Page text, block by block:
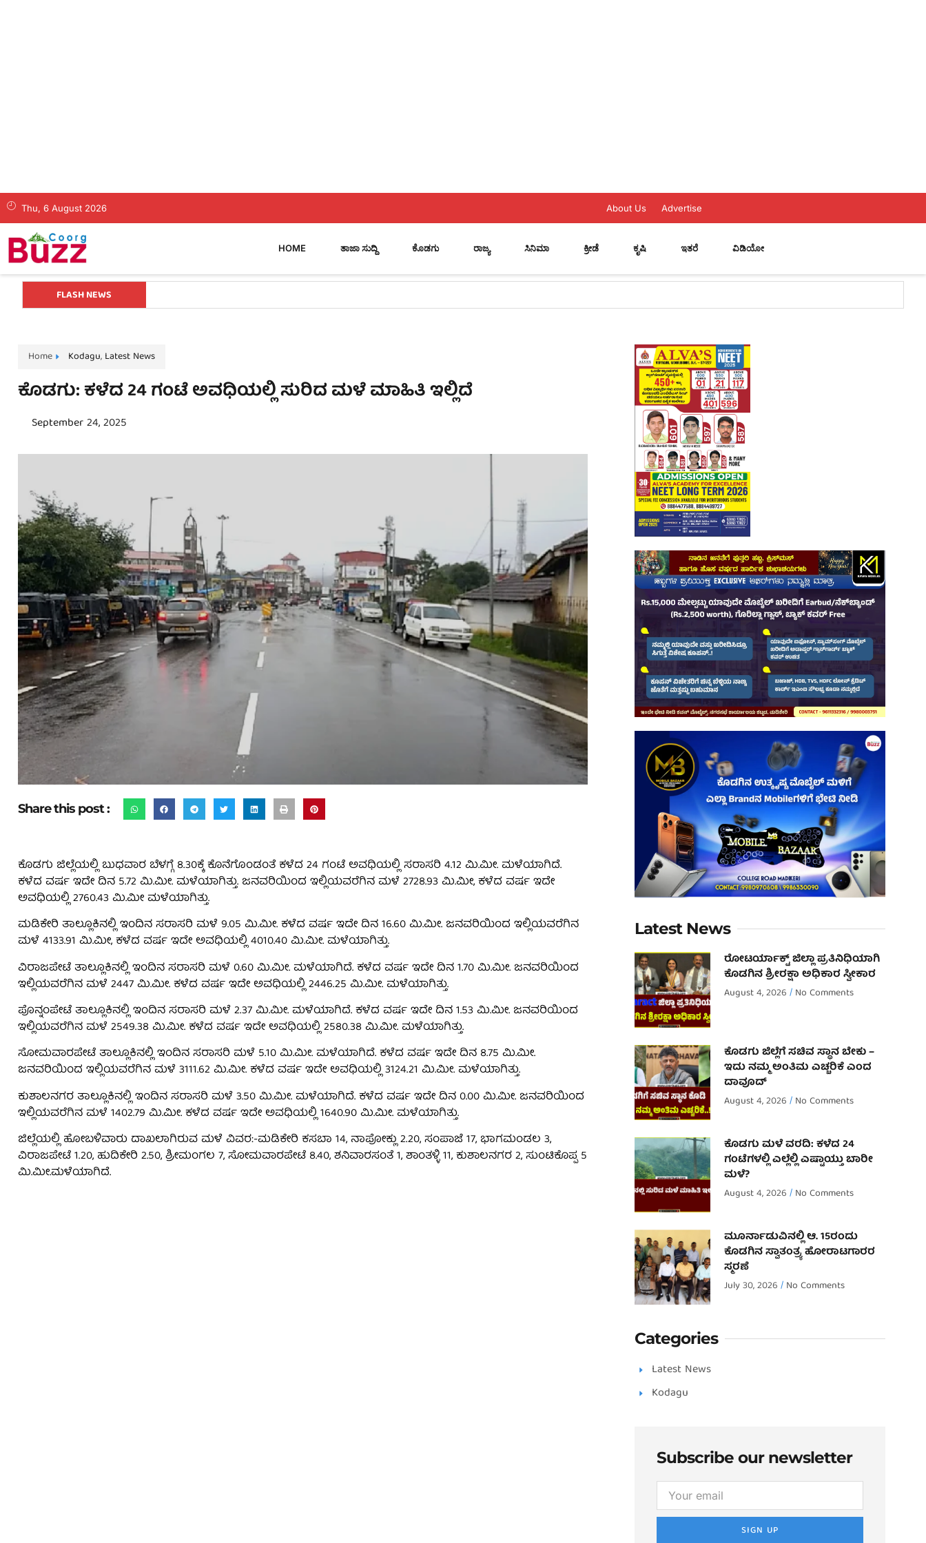
Thu, 6 August 2026 About Us Advertise
HOME ತಾಜಾ ಸುದ್ದಿ ಕೊಡಗು ರಾಜ್ಯ ಸಿನಿಮಾ ಕ್ರೀಡೆ ಕೃಷಿ ಇತರೆ ವಿಡಿಯೋ
FLASH NEWS
Home Kodagu, Latest News
ಕೊಡಗು: ಕಳೆದ 24 ಗಂಟೆ ಅವಧಿಯಲ್ಲಿ ಸುರಿದ ಮಳೆ ಮಾಹಿತಿ ಇಲ್ಲಿದೆ
September 24, 2025
Share this post :
ಕೊಡಗು ಜಿಲ್ಲೆಯಲ್ಲಿ ಬುಧವಾರ ಬೆಳಗ್ಗೆ 8.30ಕ್ಕೆ ಕೊನೆಗೊಂಡಂತೆ ಕಳೆದ 24 ಗಂಟೆ ಅವಧಿಯಲ್ಲಿ ಸರಾಸರಿ 4.12 ಮಿ.ಮೀ. ಮಳೆಯಾಗಿದೆ.
ಕಳೆದ ವರ್ಷ ಇದೇ ದಿನ 5.72 ಮಿ.ಮೀ. ಮಳೆಯಾಗಿತ್ತು. ಜನವರಿಯಿಂದ ಇಲ್ಲಿಯವರೆಗಿನ ಮಳೆ 2728.93 ಮಿ.ಮೀ, ಕಳೆದ ವರ್ಷ ಇದೇ
ಅವಧಿಯಲ್ಲಿ 2760.43 ಮಿ.ಮೀ ಮಳೆಯಾಗಿತ್ತು.
ಮಡಿಕೇರಿ ತಾಲ್ಲೂಕಿನಲ್ಲಿ ಇಂದಿನ ಸರಾಸರಿ ಮಳೆ 9.05 ಮಿ.ಮೀ. ಕಳೆದ ವರ್ಷ ಇದೇ ದಿನ 16.60 ಮಿ.ಮೀ. ಜನವರಿಯಿಂದ ಇಲ್ಲಿಯವರೆಗಿನ
ಮಳೆ 4133.91 ಮಿ.ಮೀ, ಕಳೆದ ವರ್ಷ ಇದೇ ಅವಧಿಯಲ್ಲಿ 4010.40 ಮಿ.ಮೀ. ಮಳೆಯಾಗಿತ್ತು.
ವಿರಾಜಪೇಟೆ ತಾಲ್ಲೂಕಿನಲ್ಲಿ ಇಂದಿನ ಸರಾಸರಿ ಮಳೆ 0.60 ಮಿ.ಮೀ. ಮಳೆಯಾಗಿದೆ. ಕಳೆದ ವರ್ಷ ಇದೇ ದಿನ 1.70 ಮಿ.ಮೀ. ಜನವರಿಯಿಂದ
ಇಲ್ಲಿಯವರೆಗಿನ ಮಳೆ 2447 ಮಿ.ಮೀ. ಕಳೆದ ವರ್ಷ ಇದೇ ಅವಧಿಯಲ್ಲಿ 2446.25 ಮಿ.ಮೀ. ಮಳೆಯಾಗಿತ್ತು.
ಪೊನ್ನಂಪೇಟೆ ತಾಲ್ಲೂಕಿನಲ್ಲಿ ಇಂದಿನ ಸರಾಸರಿ ಮಳೆ 2.37 ಮಿ.ಮೀ. ಮಳೆಯಾಗಿದೆ. ಕಳೆದ ವರ್ಷ ಇದೇ ದಿನ 1.53 ಮಿ.ಮೀ. ಜನವರಿಯಿಂದ
ಇಲ್ಲಿಯವರೆಗಿನ ಮಳೆ 2549.38 ಮಿ.ಮೀ. ಕಳೆದ ವರ್ಷ ಇದೇ ಅವಧಿಯಲ್ಲಿ 2580.38 ಮಿ.ಮೀ. ಮಳೆಯಾಗಿತ್ತು.
ಸೋಮವಾರಪೇಟೆ ತಾಲ್ಲೂಕಿನಲ್ಲಿ ಇಂದಿನ ಸರಾಸರಿ ಮಳೆ 5.10 ಮಿ.ಮೀ. ಮಳೆಯಾಗಿದೆ. ಕಳೆದ ವರ್ಷ ಇದೇ ದಿನ 8.75 ಮಿ.ಮೀ.
ಜನವರಿಯಿಂದ ಇಲ್ಲಿಯವರೆಗಿನ ಮಳೆ 3111.62 ಮಿ.ಮೀ. ಕಳೆದ ವರ್ಷ ಇದೇ ಅವಧಿಯಲ್ಲಿ 3124.21 ಮಿ.ಮೀ. ಮಳೆಯಾಗಿತ್ತು.
ಕುಶಾಲನಗರ ತಾಲ್ಲೂಕಿನಲ್ಲಿ ಇಂದಿನ ಸರಾಸರಿ ಮಳೆ 3.50 ಮಿ.ಮೀ. ಮಳೆಯಾಗಿದೆ. ಕಳೆದ ವರ್ಷ ಇದೇ ದಿನ 0.00 ಮಿ.ಮೀ. ಜನವರಿಯಿಂದ
ಇಲ್ಲಿಯವರೆಗಿನ ಮಳೆ 1402.79 ಮಿ.ಮೀ. ಕಳೆದ ವರ್ಷ ಇದೇ ಅವಧಿಯಲ್ಲಿ 1640.90 ಮಿ.ಮೀ. ಮಳೆಯಾಗಿತ್ತು.
ಜಿಲ್ಲೆಯಲ್ಲಿ ಹೋಬಳಿವಾರು ದಾಖಲಾಗಿರುವ ಮಳೆ ವಿವರ:-ಮಡಿಕೇರಿ ಕಸಬಾ 14, ನಾಪೋಕ್ಲು 2.20, ಸಂಪಾಜೆ 17, ಭಾಗಮಂಡಲ 3,
ವಿರಾಜಪೇಟೆ 1.20, ಹುದಿಕೇರಿ 2.50, ಶ್ರೀಮಂಗಲ 7, ಸೋಮವಾರಪೇಟೆ 8.40, ಶನಿವಾರಸಂತೆ 1, ಶಾಂತಳ್ಳಿ 11, ಕುಶಾಲನಗರ 2, ಸುಂಟಿಕೊಪ್ಪ 5
ಮಿ.ಮೀ.ಮಳೆಯಾಗಿದೆ.
Latest News
ರೋಟರ್ಯಾಕ್ಟ್ ಜಿಲ್ಲಾ ಪ್ರತಿನಿಧಿಯಾಗಿ
ಕೊಡಗಿನ ಶ್ರೀರಕ್ಷಾ ಅಧಿಕಾರ ಸ್ವೀಕಾರ
August 4, 2026 No Comments
ಕೊಡಗು ಜಿಲ್ಲೆಗೆ ಸಚಿವ ಸ್ಥಾನ ಬೇಕು –
ಇದು ನಮ್ಮ ಅಂತಿಮ ಎಚ್ಚರಿಕೆ ಎಂದ
ದಾವೂದ್ ‌
August 4, 2026 No Comments
ಕೊಡಗು ಮಳೆ ವರದಿ: ಕಳೆದ 24
ಗಂಟೆಗಳಲ್ಲಿ ಎಲ್ಲೆಲ್ಲಿ ಎಷ್ಟಾಯ್ತು ಬಾರೀ
ಮಳೆ?
August 4, 2026 No Comments
ಮೂರ್ನಾಡುವಿನಲ್ಲಿ ಆ. 15ರಂದು
ಕೊಡಗಿನ ಸ್ವಾತಂತ್ರ್ಯ ಹೋರಾಟಗಾರರ
ಸ್ಮರಣೆ
July 30, 2026 No Comments
Categories
Latest News
Kodagu
Subscribe our newsletter
SIGN UP